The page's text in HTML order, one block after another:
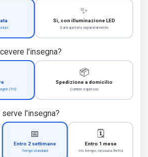
luci
✨
Sì, con illuminazione LED
Sarà quotata separatamente
l'insegna?
(TO)
📦
Spedizione a domicilio
Corriere espresso
serve l'insegna?
📅
Entro 2 settimane
Tempi standard
🗓️
Entro 1 mese
Ho tempo, nessuna fretta